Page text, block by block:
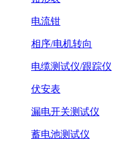
电流钳
相序/电机转向
电缆测试仪/跟踪仪
伏安表
漏电开关测试仪
蓄电池测试仪